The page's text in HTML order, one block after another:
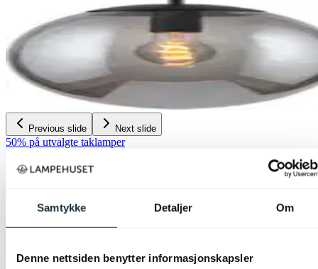
Samtykke Detaljer Om
Denne nettsiden benytter informasjonskapsler
Previous slide Next slide
50% på utvalgte taklamper
Nova Life
kr 1 299,-
kr 2 599,-